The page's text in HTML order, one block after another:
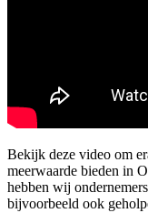
Bekijk deze video om
meerwaarde bieden in
hebben wij
bijvoorbeeld ook